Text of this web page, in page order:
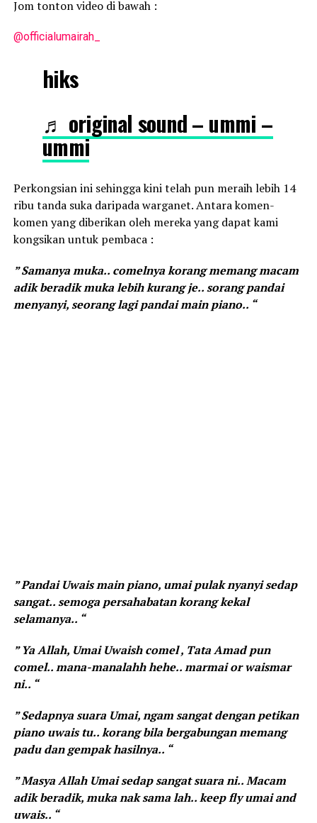
Jom tonton video di bawah :
@officialumairah_
hiks
♬ original sound – ummi –
ummi
Perkongsian ini sehingga kini telah pun meraih lebih 14
ribu tanda suka daripada warganet. Antara komen-
komen yang diberikan oleh mereka yang dapat kami
kongsikan untuk pembaca :
” Samanya muka.. comelnya korang memang macam
adik beradik muka lebih kurang je.. sorang pandai
menyanyi, seorang lagi pandai main piano.. “
” Pandai Uwais main piano, umai pulak nyanyi sedap
sangat.. semoga persahabatan korang kekal
selamanya.. “
” Ya Allah, Umai Uwaish comel , Tata Amad pun
comel.. mana-manalahh hehe.. marmai or waismar
ni.. “
” Sedapnya suara Umai, ngam sangat dengan petikan
piano uwais tu.. korang bila bergabungan memang
padu dan gempak hasilnya.. “
” Masya Allah Umai sedap sangat suara ni.. Macam
adik beradik, muka nak sama lah.. keep fly umai and
uwais.. “